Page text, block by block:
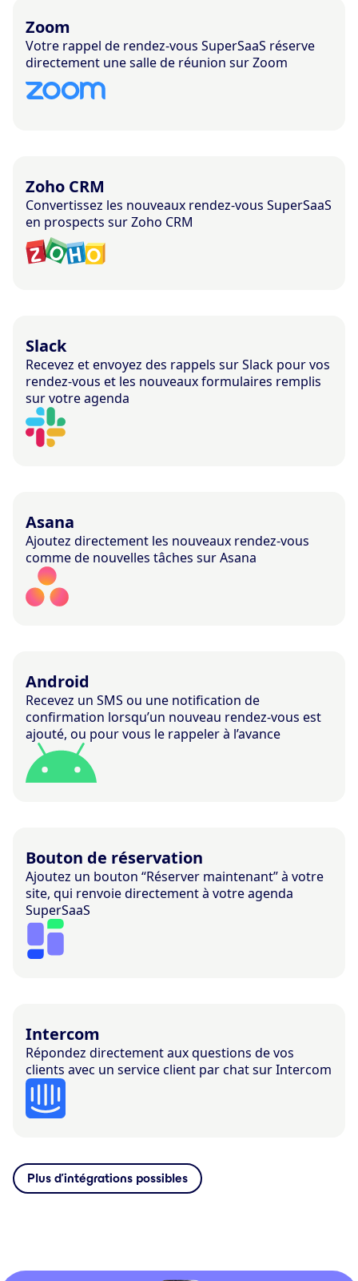
Zoom
Votre rappel de rendez-vous SuperSaaS réserve
directement une salle de réunion sur Zoom
Zoho CRM
Convertissez les nouveaux rendez-vous SuperSaaS
en prospects sur Zoho CRM
Slack
Recevez et envoyez des rappels sur Slack pour vos
rendez-vous et les nouveaux formulaires remplis
sur votre agenda
Asana
Ajoutez directement les nouveaux rendez-vous
comme de nouvelles tâches sur Asana
Android
Recevez un SMS ou une notification de
confirmation lorsqu’un nouveau rendez-vous est
ajouté, ou pour vous le rappeler à l’avance
Bouton de réservation
Ajoutez un bouton “Réserver maintenant” à votre
site, qui renvoie directement à votre agenda
SuperSaaS
Intercom
Répondez directement aux questions de vos
clients avec un service client par chat sur Intercom
Plus d’intégrations possibles